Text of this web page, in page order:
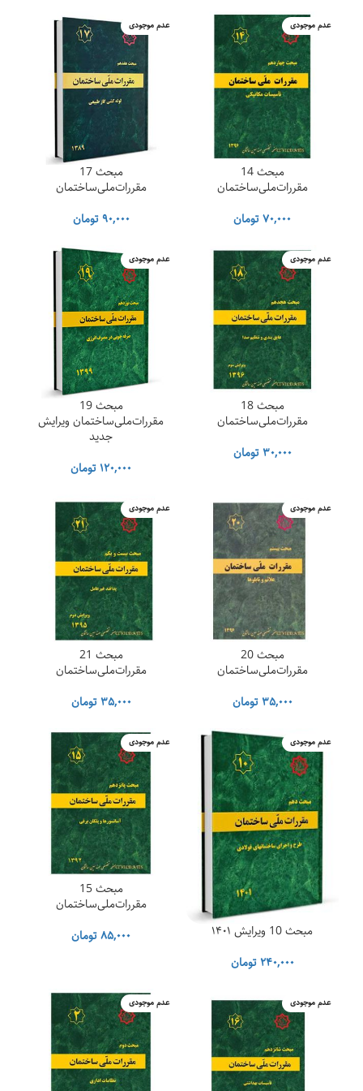
نتایج قبولی
هزینه ای که
میپردازید نصف
ارزان ترین
کلاسهای حضوری
عمومی است و
البته با کیفیت
محتوایی بسیار
عالی
شرایط پرداخت
اقساطی
آموزش 0تا 100 به همراه
جزوه خلاصه مباحث مایند مپ
کانال پشتیبانی
مصور سازی بند ها
حل سوالات آزمون های
گذشته
هایلایت کردن مباحث برای
آزمون آزمایشی رایگان
تمامی آموزش‌ها به روز
عدم موجودی
مبحث 14
مقررات‌ملی‌ساختمان
۷۰,۰۰۰تومان
عدم موجودی
مبحث 17
مقررات‌ملی‌ساختمان
۹۰,۰۰۰تومان
عدم موجودی
مبحث 18
مقررات‌ملی‌ساختمان
۳۰,۰۰۰تومان
عدم موجودی
مبحث 19
مقررات‌ملی‌ساختمان ویرایش
جدید
۱۲۰,۰۰۰تومان
عدم موجودی
مبحث 20
مقررات‌ملی‌ساختمان
۳۵,۰۰۰تومان
عدم موجودی
مبحث 21
مقررات‌ملی‌ساختمان
۳۵,۰۰۰تومان
عدم موجودی
مبحث 10 ویرایش ۱۴۰۱
۲۴۰,۰۰۰تومان
عدم موجودی
مبحث 15
مقررات‌ملی‌ساختمان
۸۵,۰۰۰تومان
عدم موجودی عدم موجودی